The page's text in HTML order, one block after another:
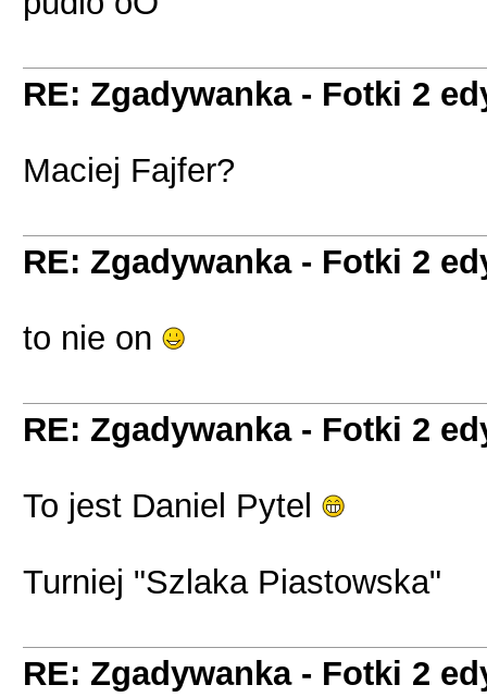
RE: Zgadywanka - Fotki 2
Maciej Fajfer?
RE: Zgadywanka - Fotki 2
to nie on
RE: Zgadywanka - Fotki 2
To jest Daniel Pytel
Turniej "Szlaka Piastowska"
RE: Zgadywanka - Fotki 2